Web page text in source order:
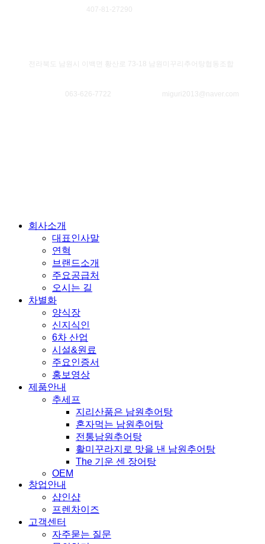
407-81-27290
전라북도 남원시 이백면 황산로 73-18 남원미꾸리추어탕협동조합
063-626-7722 miguri2013@naver.com
Close 회사소개
대표인사말
연혁
브랜드소개
주요공급처
오시는 길
차별화
양식장
신지식인
6차 산업
시설&원료
주요인증서
홍보영상
제품안내
추세프
지리산품은 남원추어탕
혼자먹는 남원추어탕
전통남원추어탕
활미꾸라지로 맛을 낸 남원추어탕
The 기운 센 장어탕
OEM
창업안내
샵인샵
프렌차이즈
고객센터
자주묻는 질문